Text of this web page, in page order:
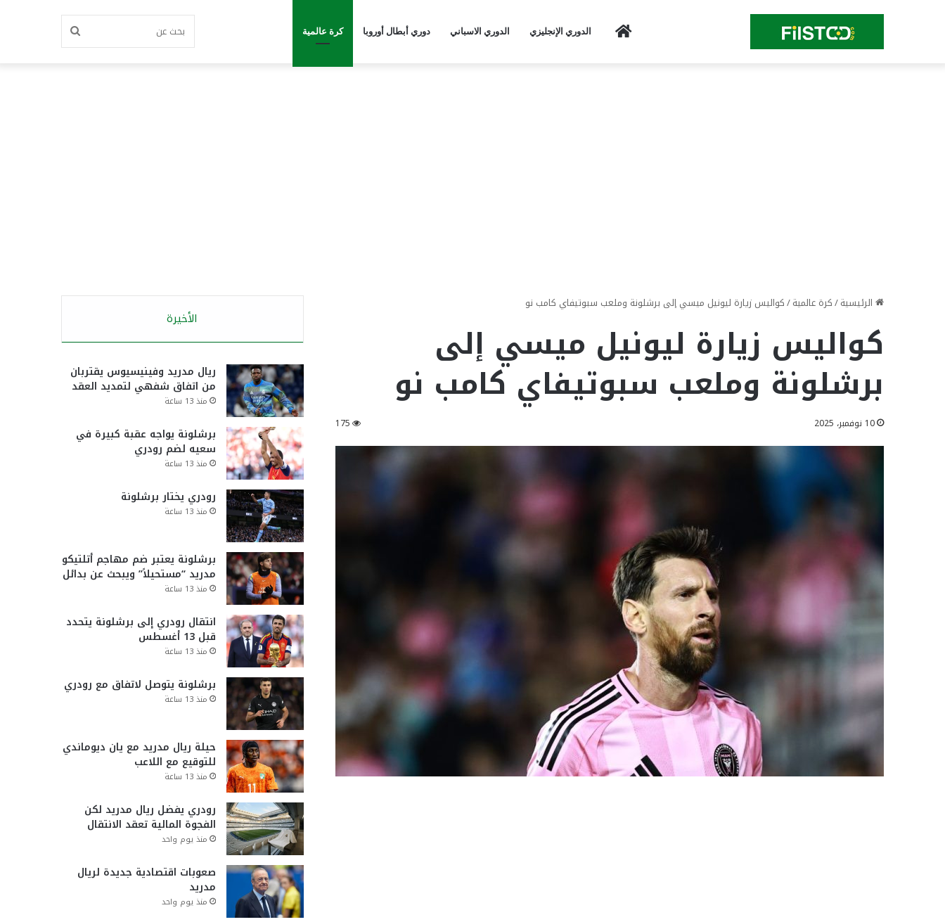
Home الدوري الإنجليزي الدوري الاسباني دوري أبطال أوروبا كرة عالمية بحث
الرئيسية/كرة عالمية/كواليس زيارة ليونيل ميسي إلى برشلونة وملعب سبوتيفاي كامب نو
كواليس زيارة ليونيل ميسي إلى
برشلونة وملعب سبوتيفاي كامب نو
10 نوفمبر، 2025 175
الأخيرة
ريال مدريد وفينيسيوس يقتربان
من اتفاق شفهي لتمديد العقد
منذ 13 ساعة
برشلونة يواجه عقبة كبيرة في
سعيه لضم رودري
منذ 13 ساعة
رودري يختار برشلونة
منذ 13 ساعة
برشلونة يعتبر ضم مهاجم أتلتيكو
مدريد “مستحيلاً” ويبحث عن بدائل
منذ 13 ساعة
انتقال رودري إلى برشلونة يتحدد
قبل 13 أغسطس
منذ 13 ساعة
برشلونة يتوصل لاتفاق مع رودري
منذ 13 ساعة
حيلة ريال مدريد مع يان ديوماندي
للتوقيع مع اللاعب
منذ 13 ساعة
رودري يفضل ريال مدريد لكن
الفجوة المالية تعقد الانتقال
منذ يوم واحد
صعوبات اقتصادية جديدة لريال
مدريد
منذ يوم واحد